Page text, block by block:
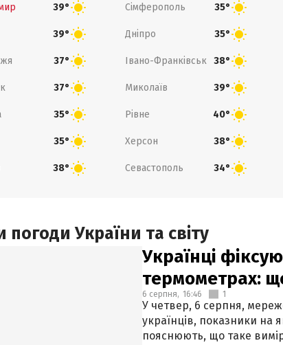
39° Сімферополь 35°
39° Дніпро 35°
37° Івано-Франківськ 38°
37° Миколаїв 39°
35° Рівне 40°
35° Херсон 38°
38° Севастополь 34°
України та світу
Українці
термометрах:
6 серпня, 16:46 1
У четвер, 6 серпня,
українців, показники на
пояснюють, що таке